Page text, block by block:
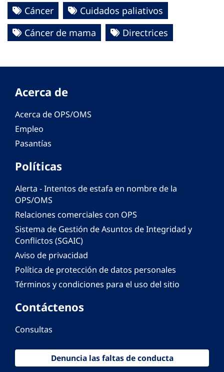
Cáncer
Cuidados paliativos
Cáncer de mama
Directrices
Acerca de
Acerca de OPS/OMS
Empleo
Pasantías
Políticas
Alerta - Intentos de estafa en nombre de la
OPS/OMS
Relaciones comerciales con OPS
Sistema de Gestión de Asuntos de Integridad y
Conflictos (SGAIC)
Aviso de privacidad
Política de protección de datos personales
Términos y condiciones para el uso del sitio
Contáctenos
Consultas
Denuncia las faltas de conducta